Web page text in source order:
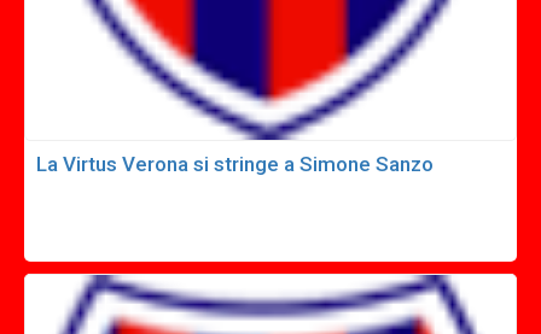
La Virtus Verona si stringe a Simone Sanzo